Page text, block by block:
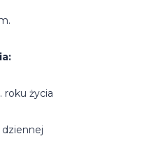
roku życia
dziennej